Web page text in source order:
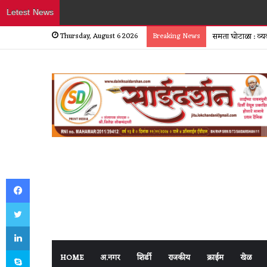
Letest News
Thursday, August 6 2026 Breaking News समता घोटाळा :
HOME अ.नगर शिर्डी राजकीय क्राईम खेळ
Facebook
Twitter
LinkedIn
Skype